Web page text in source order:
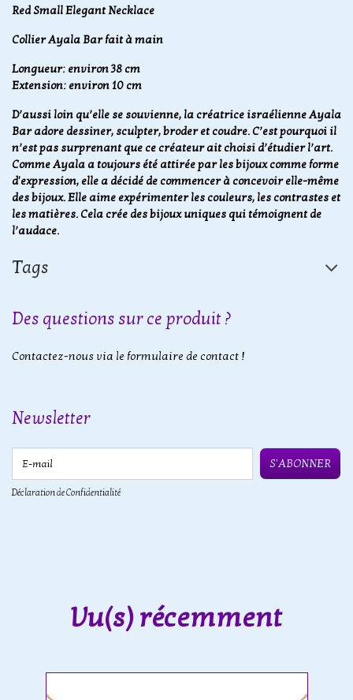
​Red Small Elegant Necklace
Collier Ayala Bar fait à main
Longueur: environ 38 cm
Extension: environ 10 cm
D’aussi loin qu’elle se souvienne, la créatrice israélienne Ayala
Bar adore dessiner, sculpter, broder et coudre. C’est pourquoi il
n’est pas surprenant que ce créateur ait choisi d’étudier l’art.
Comme Ayala a toujours été attirée par les bijoux comme forme
d'expression, elle a décidé de commencer à concevoir elle-même
des bijoux. Elle aime expérimenter les couleurs, les contrastes et
les matières. Cela crée des bijoux uniques qui témoignent de
l’audace.
Tags
Des questions sur ce produit ?
Contactez-nous via le formulaire de contact !
Newsletter
S'ABONNER
Déclaration de Confidentialité
Vu(s) récemment